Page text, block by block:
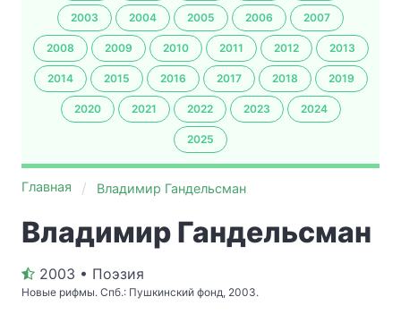
2003 2004 2005 2006 2007
2008 2009 2010 2011 2012 2013
2014 2015 2016 2017 2018 2019
2020 2021 2022 2023 2024
2025
Главная Владимир Гандельсман
Владимир Гандельсман
2003 • Поэзия
Новые рифмы. Спб.: Пушкинский фонд, 2003.